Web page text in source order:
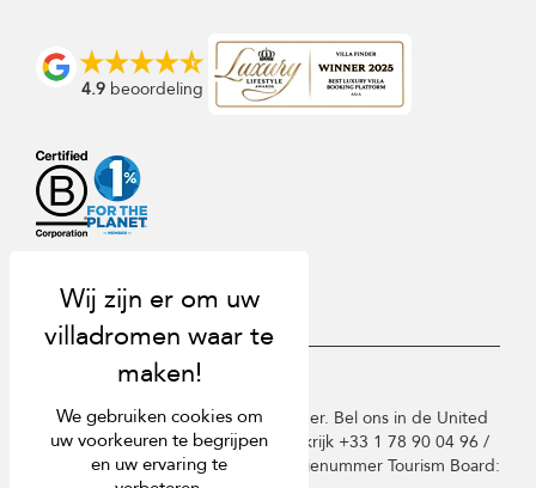
4.9 beoordeling
Copyright © 2026 St Barts Villa Finder. Bel ons in de United
Kingdom +44 2 033 933 883 / Frankrijk +33 1 78 90 04 96 /
Duitsland +49 40 835 09075. Licentienummer Tourism Board:
We gebruiken cookies om
uw voorkeuren te begrijpen
en uw ervaring te